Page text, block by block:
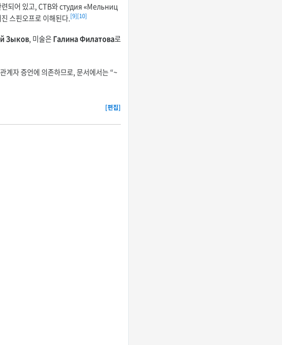
련되어 있고, СТВ와 студия «Мельниц
스핀오프로 이해된다.[9][10]
Зыков, 미술은Галина Филатова로
계자 증언에 의존하므로, 문서에서는 “~
[편집]